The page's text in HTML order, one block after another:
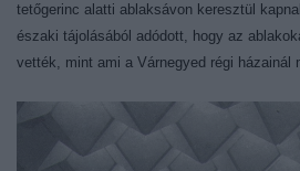
tetőgerinc alatti ablaksávon keresztül
északi tájolásából adódott, hogy az
vették, mint ami a Várnegyed régi házainál